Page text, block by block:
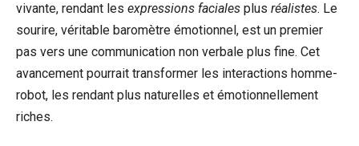
vivante, rendant les expressions faciales plus réalistes. Le
sourire, véritable baromètre émotionnel, est un premier
pas vers une communication non verbale plus fine. Cet
avancement pourrait transformer les interactions homme-
robot, les rendant plus naturelles et émotionnellement
riches.